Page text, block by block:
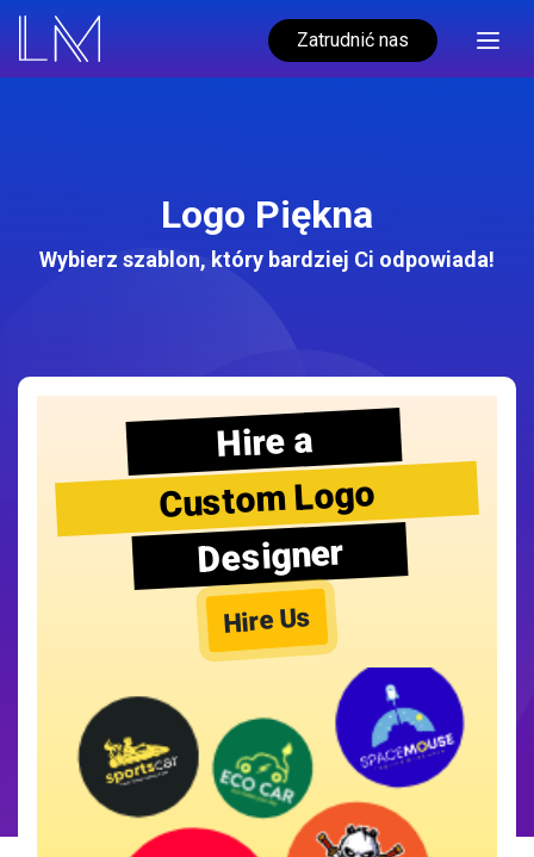
Zatrudnić nas
Logo Piękna
Wybierz szablon, który bardziej Ci odpowiada!
Hire a
Custom Logo
Designer
Hire Us